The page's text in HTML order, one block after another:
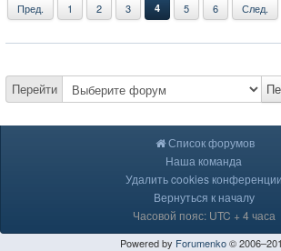
Пред. 1 2 3 4 5 6 След.
Перейти
Список форумов
Наша команда
Удалить cookies конференции
Вернуться к началу
Часовой пояс: UTC + 4 часа
Powered by Forumenko©